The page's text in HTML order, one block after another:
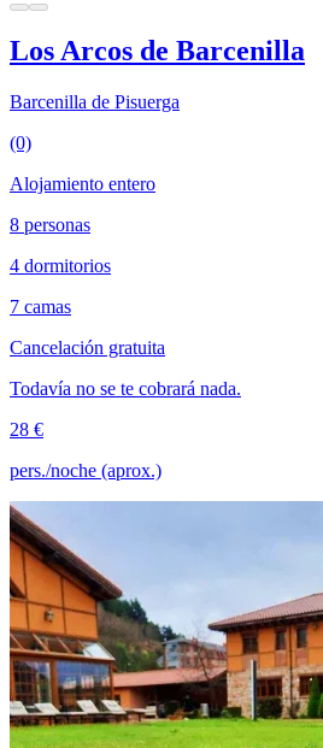
Los Arcos de Barcenilla
Barcenilla de Pisuerga
(0)
Alojamiento entero
8 personas
4 dormitorios
7 camas
Cancelación gratuita
Todavía no se te cobrará nada.
28 €
pers./noche (aprox.)